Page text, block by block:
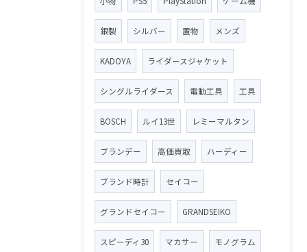
銀製 シルバー 置物 メンズ
KADOYA ライダースジャケット
シングルライダース 電動工具 工具
BOSCH ルイ13世 レミーマルタン
ブランデー 高価買取 ハーディー
ブランド時計 セイコー
グランドセイコー GRANDSEIKO
スピーディ30 マカサー モノグラム